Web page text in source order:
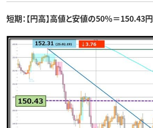
短期：【円高】高値と安値の50％＝150.43円